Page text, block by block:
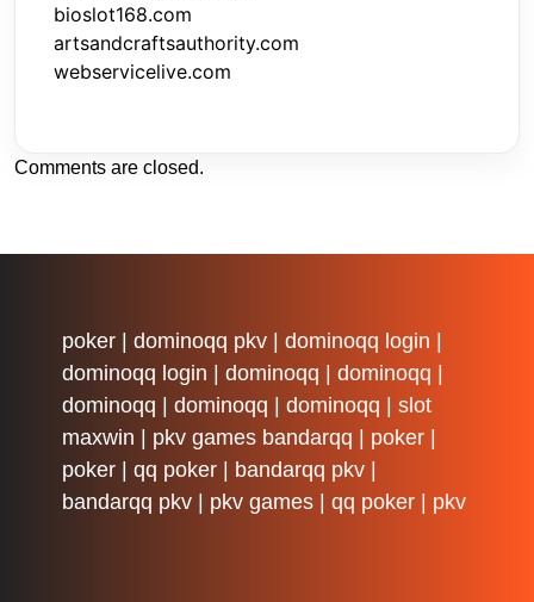
bioslot168.com
artsandcraftsauthority.com
webservicelive.com
Comments are closed.
poker dominoqq pkv dominoqq login
dominoqq login
dominoqq dominoqq
dominoqq
dominoqq dominoqq
slot
maxwin
pkv games bandarqq poker
poker
qq poker bandarqq pkv
bandarqq pkv
pkv games qq poker pkv